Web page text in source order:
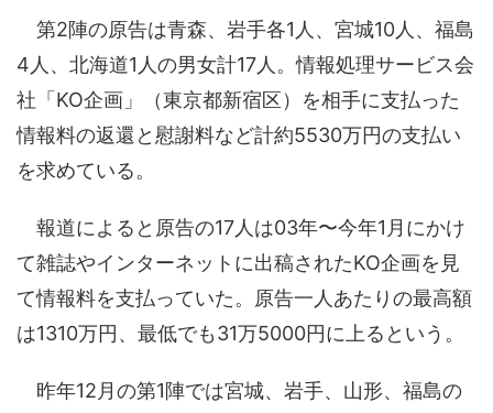
第2陣の原告は青森、岩手各1人、宮城10人、福島
4人、北海道1人の男女計17人。情報処理サービス会
社「KO企画」（東京都新宿区）を相手に支払った
情報料の返還と慰謝料など計約5530万円の支払い
を求めている。
報道によると原告の17人は03年〜今年1月にかけ
て雑誌やインターネットに出稿されたKO企画を見
て情報料を支払っていた。原告一人あたりの最高額
は1310万円、最低でも31万5000円に上るという。
昨年12月の第1陣では宮城、岩手、山形、福島の